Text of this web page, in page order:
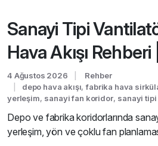
Sanayi Tipi
Hava Akışı
4 Ağustos 2026
Rehber
depo hava akışı,fabrika hava
yerleşim, sanayi fan koridor, sanayi
Depo ve fabrika koridorlarında
yerleşim, yön ve çoklu fan